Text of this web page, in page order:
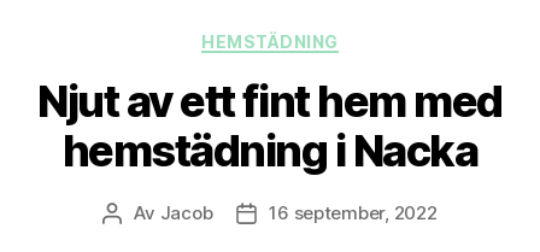
Kategorier
HEMSTÄDNING
Njut av ett fint hem med
hemstädning i Nacka
Inläggsförfattare
Av Jacob Inläggsdatum
16 september, 2022